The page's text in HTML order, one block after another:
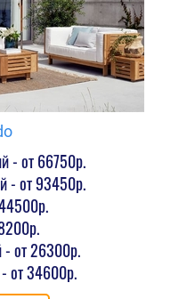
- от 66750р.
- от 93450р.
от 26300р.
от 34600р.